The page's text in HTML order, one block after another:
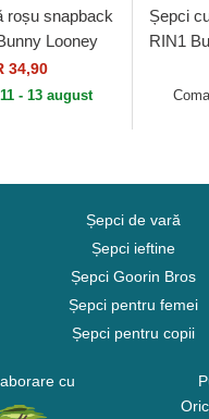
roșu snapback
Looney
34,90
11 - 13 august
Șepci
RIN1
Tunes
Șepci de vară
Șepci ieftine
Șepci Goorin Bros
Șepci pentru femei
Șepci pentru copii
cu